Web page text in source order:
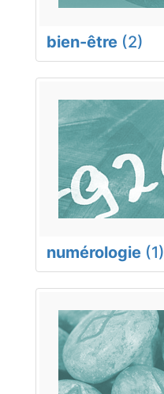
bien-être (2)
numérologie (1)